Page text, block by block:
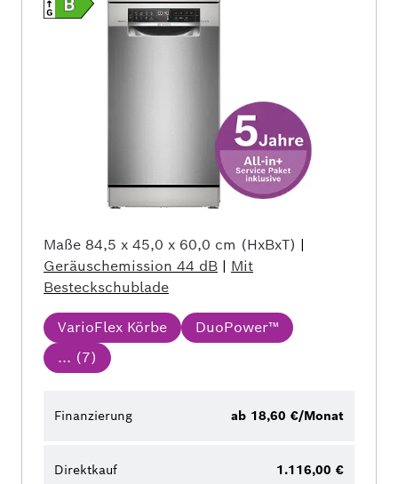
Maße 84,5 x 45,0 x 60,0 cm (HxBxT) |
Geräuschemission 44 dB | Mit
Besteckschublade
VarioFlex Körbe
DuoPower™
... (7)
Finanzierung ab 18,60 €/Monat
Direktkauf 1.116,00 €